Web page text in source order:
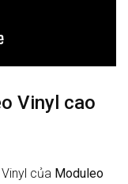
Vinyl cao
của Moduleo